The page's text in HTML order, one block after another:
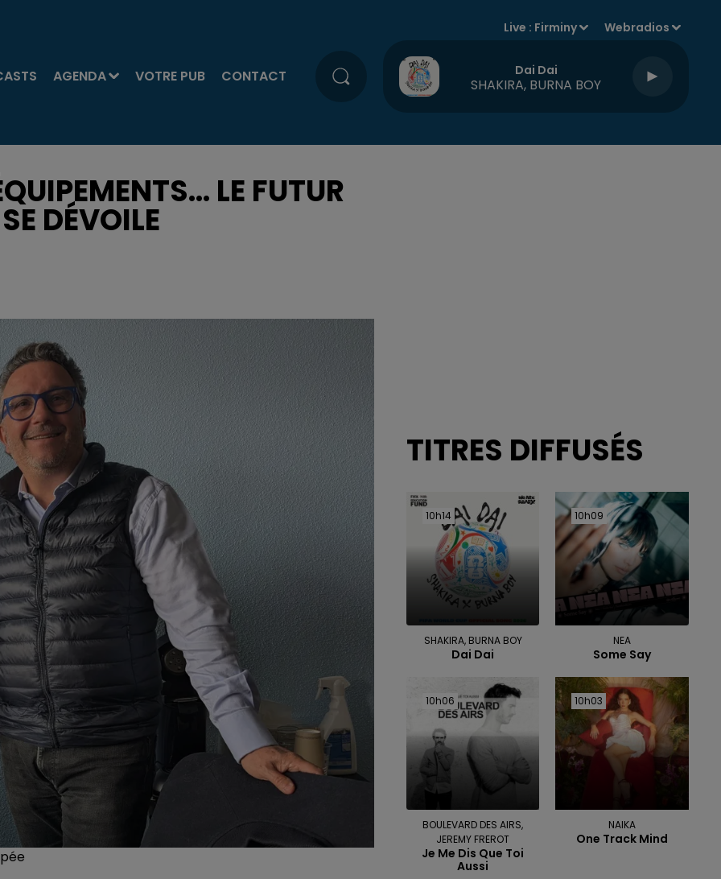
AGENDA VOTRE PUB CONTACT
Live : Firminy Webradios
Dai Dai
SHAKIRA, BURNA BOY
LE FUTUR
DÉVOILE
TITRES DIFFUSÉS
10h14
10h14
SHAKIRA, BURNA BOY
Dai Dai
10h09
10h09
NEA
Some Say
10h06
10h06
BOULEVARD DES AIRS,
JEREMY FREROT
Je Me Dis Que Toi
Aussi
10h03
10h03
NAIKA
One Track Mind